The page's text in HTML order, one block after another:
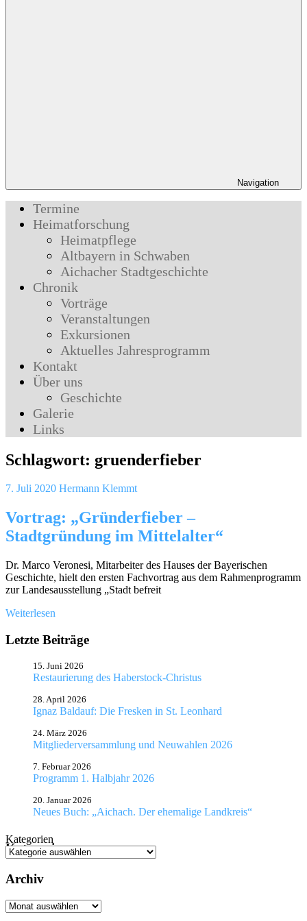
Navigation
Termine
Heimatforschung
Heimatpflege
Altbayern in Schwaben
Aichacher Stadtgeschichte
Chronik
Vorträge
Veranstaltungen
Exkursionen
Aktuelles Jahresprogramm
Kontakt
Über uns
Geschichte
Galerie
Links
Schlagwort: gruenderfieber
7. Juli 2020 Hermann Klemmt
Vortrag: „Gründerfieber –
Stadtgründung im Mittelalter“
Dr. Marco Veronesi, Mitarbeiter des Hauses der Bayerischen
Geschichte, hielt den ersten Fachvortrag aus dem Rahmenprogramm
zur Landesausstellung „Stadt befreit
Weiterlesen
Letzte Beiträge
Restaurierung des Haberstock-Christus
15. Juni 2026
Ignaz Baldauf: Die Fresken in St. Leonhard
28. April 2026
Mitgliederversammlung und Neuwahlen 2026
24. März 2026
Programm 1. Halbjahr 2026
7. Februar 2026
Neues Buch: „Aichach. Der ehemalige Landkreis“
20. Januar 2026
Kategorien
Kategorien
Archiv
Archiv